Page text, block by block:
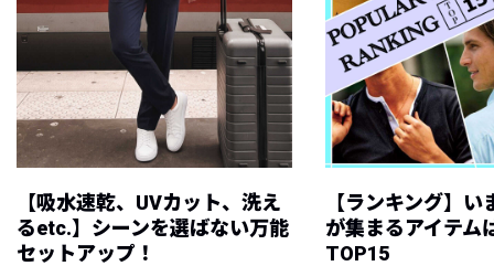
【吸水速乾、UVカット、洗え
るetc.】シーンを選ばない万能
セットアップ！
【ランキング】
が集まるアイテム
TOP15